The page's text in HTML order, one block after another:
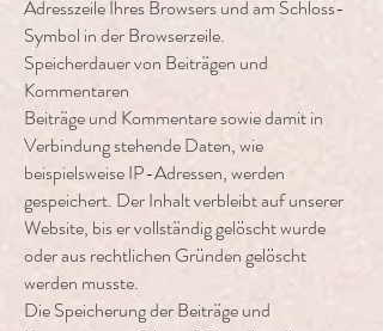
Adresszeile Ihres Browsers und am Schloss-
Symbol in der Browserzeile.
Speicherdauer von Beiträgen und
Kommentaren
Beiträge und Kommentare sowie damit in
Verbindung stehende Daten, wie
beispielsweise IP-Adressen, werden
gespeichert. Der Inhalt verbleibt auf unserer
Website, bis er vollständig gelöscht wurde
oder aus rechtlichen Gründen gelöscht
werden musste.
Die Speicherung der Beiträge und